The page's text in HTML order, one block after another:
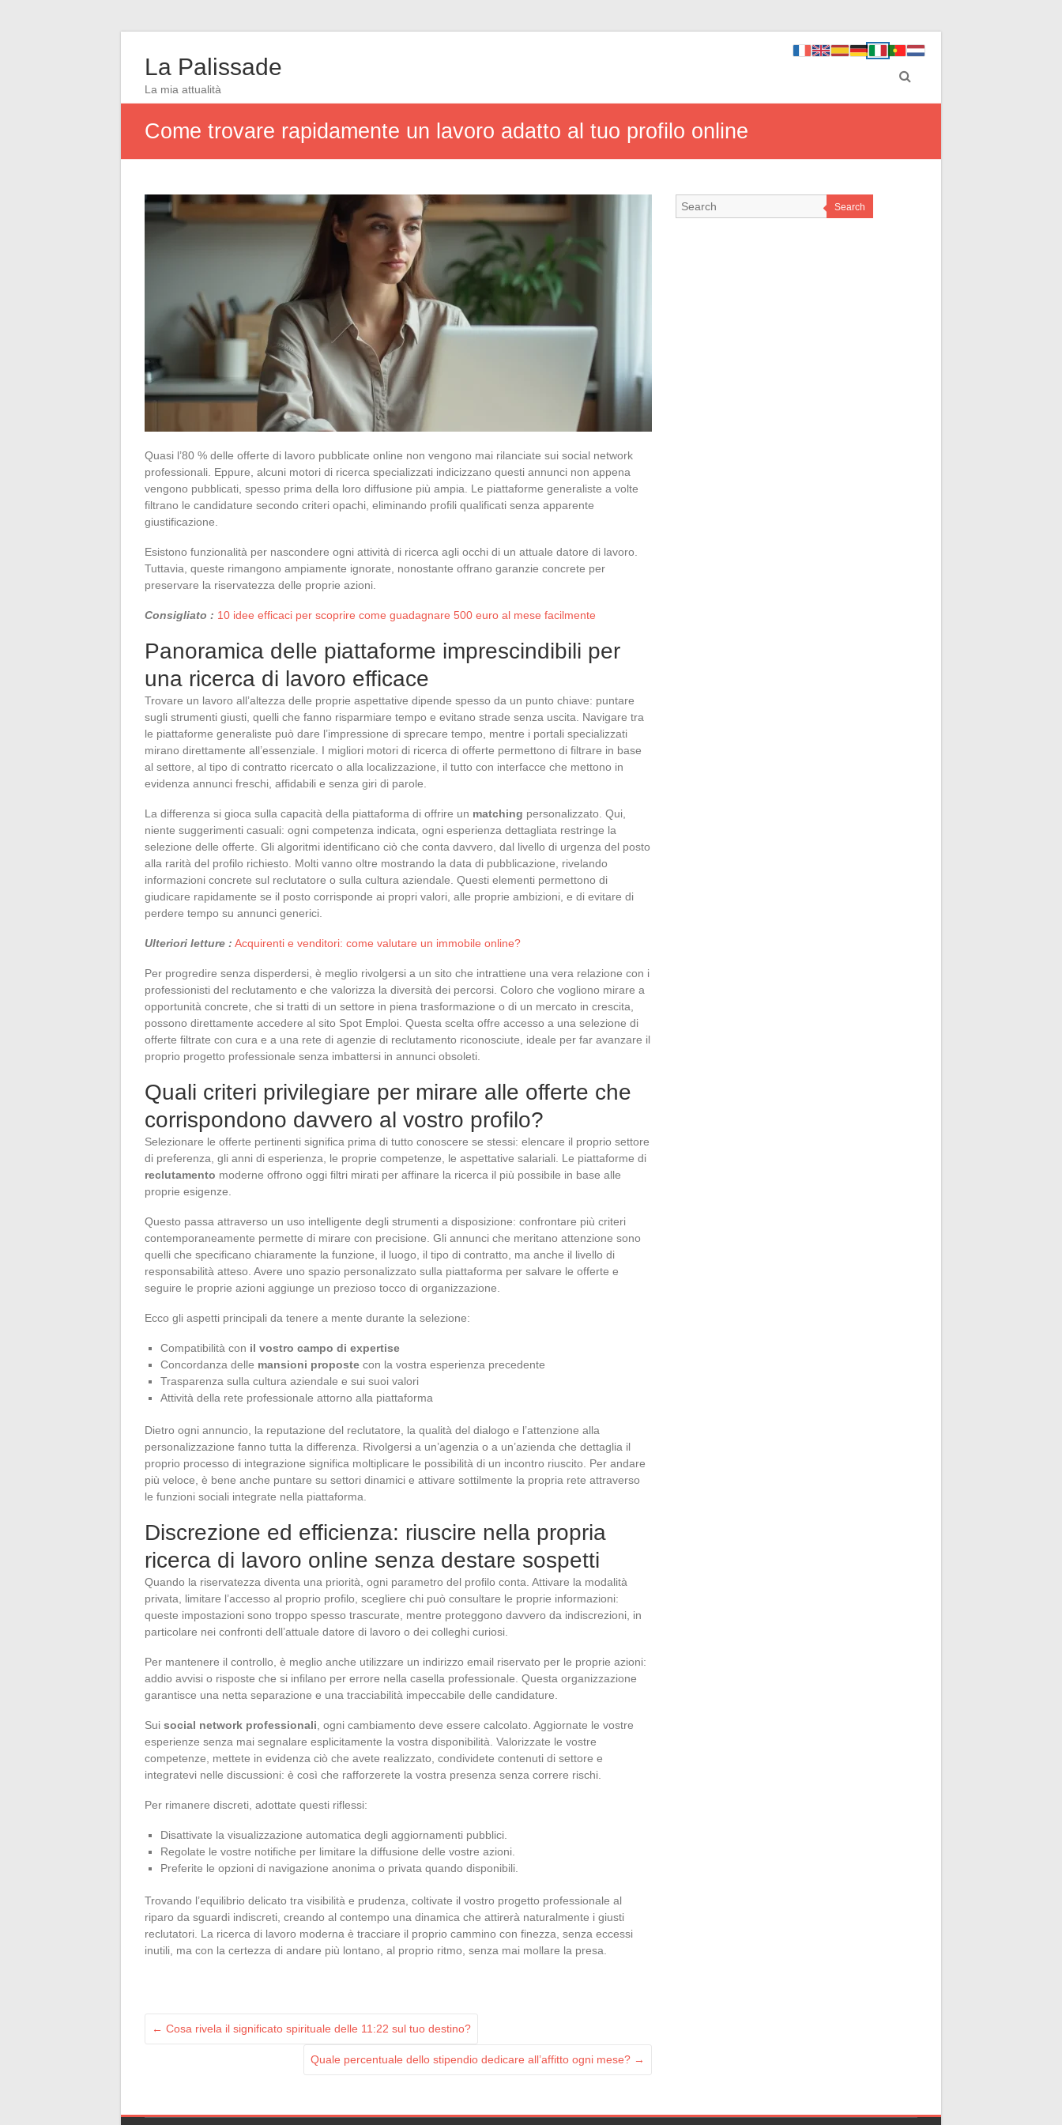
La Palissade
La mia attualità
Come trovare rapidamente un lavoro adatto al tuo profilo online
Quasi l’80 % delle offerte di lavoro pubblicate online non vengono mai rilanciate sui social network
professionali. Eppure, alcuni motori di ricerca specializzati indicizzano questi annunci non appena
vengono pubblicati, spesso prima della loro diffusione più ampia. Le piattaforme generaliste a volte
filtrano le candidature secondo criteri opachi, eliminando profili qualificati senza apparente
giustificazione.
Esistono funzionalità per nascondere ogni attività di ricerca agli occhi di un attuale datore di lavoro.
Tuttavia, queste rimangono ampiamente ignorate, nonostante offrano garanzie concrete per
preservare la riservatezza delle proprie azioni.
Consigliato : 10 idee efficaci per scoprire come guadagnare 500 euro al mese facilmente
Panoramica delle piattaforme imprescindibili per
una ricerca di lavoro efficace
Trovare un lavoro all’altezza delle proprie aspettative dipende spesso da un punto chiave: puntare
sugli strumenti giusti, quelli che fanno risparmiare tempo e evitano strade senza uscita. Navigare tra
le piattaforme generaliste può dare l’impressione di sprecare tempo, mentre i portali specializzati
mirano direttamente all’essenziale. I migliori motori di ricerca di offerte permettono di filtrare in base
al settore, al tipo di contratto ricercato o alla localizzazione, il tutto con interfacce che mettono in
evidenza annunci freschi, affidabili e senza giri di parole.
La differenza si gioca sulla capacità della piattaforma di offrire un matching personalizzato. Qui,
niente suggerimenti casuali: ogni competenza indicata, ogni esperienza dettagliata restringe la
selezione delle offerte. Gli algoritmi identificano ciò che conta davvero, dal livello di urgenza del posto
alla rarità del profilo richiesto. Molti vanno oltre mostrando la data di pubblicazione, rivelando
informazioni concrete sul reclutatore o sulla cultura aziendale. Questi elementi permettono di
giudicare rapidamente se il posto corrisponde ai propri valori, alle proprie ambizioni, e di evitare di
perdere tempo su annunci generici.
Ulteriori letture : Acquirenti e venditori: come valutare un immobile online?
Per progredire senza disperdersi, è meglio rivolgersi a un sito che intrattiene una vera relazione con i
professionisti del reclutamento e che valorizza la diversità dei percorsi. Coloro che vogliono mirare a
opportunità concrete, che si tratti di un settore in piena trasformazione o di un mercato in crescita,
possono direttamente accedere al sito Spot Emploi. Questa scelta offre accesso a una selezione di
offerte filtrate con cura e a una rete di agenzie di reclutamento riconosciute, ideale per far avanzare il
proprio progetto professionale senza imbattersi in annunci obsoleti.
Quali criteri privilegiare per mirare alle offerte che
corrispondono davvero al vostro profilo?
Selezionare le offerte pertinenti significa prima di tutto conoscere se stessi: elencare il proprio settore
di preferenza, gli anni di esperienza, le proprie competenze, le aspettative salariali. Le piattaforme di
reclutamento moderne offrono oggi filtri mirati per affinare la ricerca il più possibile in base alle
proprie esigenze.
Questo passa attraverso un uso intelligente degli strumenti a disposizione: confrontare più criteri
contemporaneamente permette di mirare con precisione. Gli annunci che meritano attenzione sono
quelli che specificano chiaramente la funzione, il luogo, il tipo di contratto, ma anche il livello di
responsabilità atteso. Avere uno spazio personalizzato sulla piattaforma per salvare le offerte e
seguire le proprie azioni aggiunge un prezioso tocco di organizzazione.
Ecco gli aspetti principali da tenere a mente durante la selezione:
Compatibilità con il vostro campo di expertise
Concordanza delle mansioni proposte con la vostra esperienza precedente
Trasparenza sulla cultura aziendale e sui suoi valori
Attività della rete professionale attorno alla piattaforma
Dietro ogni annuncio, la reputazione del reclutatore, la qualità del dialogo e l’attenzione alla
personalizzazione fanno tutta la differenza. Rivolgersi a un’agenzia o a un’azienda che dettaglia il
proprio processo di integrazione significa moltiplicare le possibilità di un incontro riuscito. Per andare
più veloce, è bene anche puntare su settori dinamici e attivare sottilmente la propria rete attraverso
le funzioni sociali integrate nella piattaforma.
Discrezione ed efficienza: riuscire nella propria
ricerca di lavoro online senza destare sospetti
Quando la riservatezza diventa una priorità, ogni parametro del profilo conta. Attivare la modalità
privata, limitare l’accesso al proprio profilo, scegliere chi può consultare le proprie informazioni:
queste impostazioni sono troppo spesso trascurate, mentre proteggono davvero da indiscrezioni, in
particolare nei confronti dell’attuale datore di lavoro o dei colleghi curiosi.
Per mantenere il controllo, è meglio anche utilizzare un indirizzo email riservato per le proprie azioni:
addio avvisi o risposte che si infilano per errore nella casella professionale. Questa organizzazione
garantisce una netta separazione e una tracciabilità impeccabile delle candidature.
Sui social network professionali , ogni cambiamento deve essere calcolato. Aggiornate le vostre
esperienze senza mai segnalare esplicitamente la vostra disponibilità. Valorizzate le vostre
competenze, mettete in evidenza ciò che avete realizzato, condividete contenuti di settore e
integratevi nelle discussioni: è così che rafforzerete la vostra presenza senza correre rischi.
Per rimanere discreti, adottate questi riflessi:
Disattivate la visualizzazione automatica degli aggiornamenti pubblici.
Regolate le vostre notifiche per limitare la diffusione delle vostre azioni.
Preferite le opzioni di navigazione anonima o privata quando disponibili.
Trovando l’equilibrio delicato tra visibilità e prudenza, coltivate il vostro progetto professionale al
riparo da sguardi indiscreti, creando al contempo una dinamica che attirerà naturalmente i giusti
reclutatori. La ricerca di lavoro moderna è tracciare il proprio cammino con finezza, senza eccessi
inutili, ma con la certezza di andare più lontano, al proprio ritmo, senza mai mollare la presa.
← Cosa rivela il significato spirituale delle 11:22 sul tuo destino?
Quale percentuale dello stipendio dedicare all’affitto ogni mese? →
Search